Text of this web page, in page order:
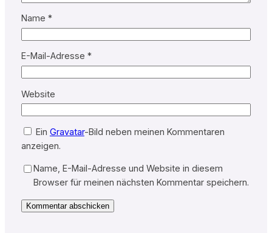
Name *
E-Mail-Adresse *
Website
Ein Gravatar-Bild neben meinen Kommentaren
anzeigen.
Name, E-Mail-Adresse und Website in diesem
Browser für meinen nächsten Kommentar speichern.